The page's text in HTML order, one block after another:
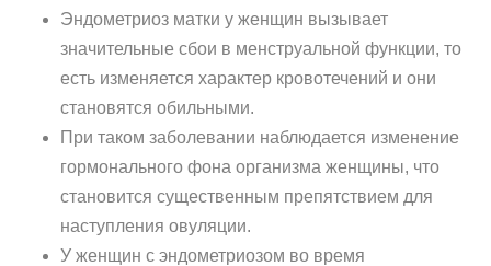
Эндометриоз матки у женщин вызывает
значительные сбои в менструальной функции, то
есть изменяется характер кровотечений и они
становятся обильными.
При таком заболевании наблюдается изменение
гормонального фона организма женщины, что
становится существенным препятствием для
наступления овуляции.
У женщин с эндометриозом во время